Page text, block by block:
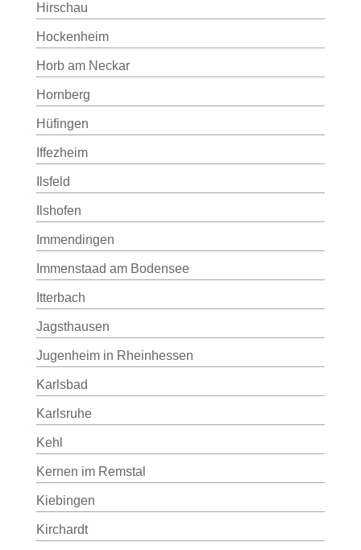
Hirschau
Hockenheim
Horb am Neckar
Hornberg
Hüfingen
Iffezheim
Ilsfeld
Ilshofen
Immendingen
Immenstaad am Bodensee
Itterbach
Jagsthausen
Jugenheim in Rheinhessen
Karlsbad
Karlsruhe
Kehl
Kernen im Remstal
Kiebingen
Kirchardt